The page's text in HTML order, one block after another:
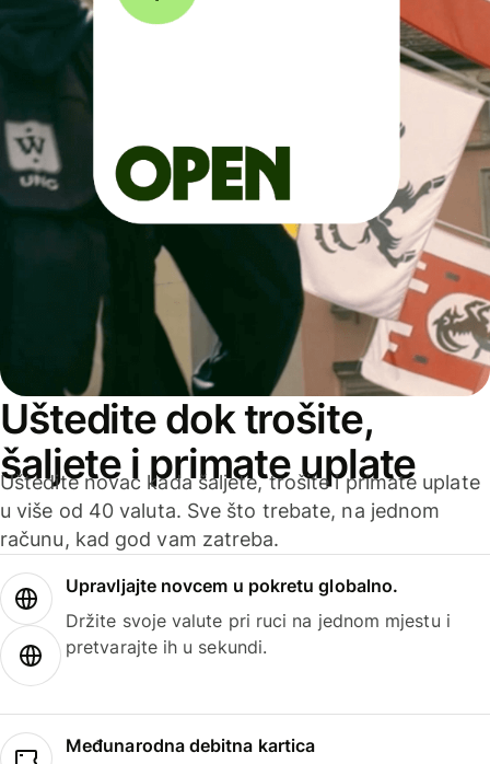
Uštedite dok trošite,
šaljete i primate uplate
Uštedite novac kada šaljete, trošite i primate uplate
u više od 40 valuta. Sve što trebate, na jednom
računu, kad god vam zatreba.
Upravljajte novcem u pokretu globalno.
Držite svoje valute pri ruci na jednom mjestu i
pretvarajte ih u sekundi.
Međunarodna debitna kartica